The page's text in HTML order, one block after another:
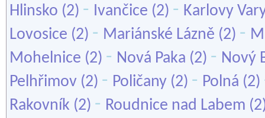
Hlinsko (2) - Ivančice (2) - Karlovy
Lovosice (2) - Mariánské Lázně (2) -
Mohelnice (2) - Nová Paka (2) - Nový
Pelhřimov (2) - Poličany (2) - Polná (2)
Rakovník (2) - Roudnice nad Labem